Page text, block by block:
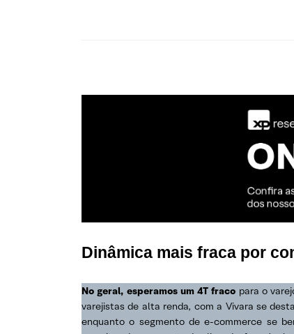
Dinâmica mais fraca por
No geral, esperamos um 4T fraco para o
varejistas de alta renda, com a Vivara se
enquanto o segmento de e-commerce se